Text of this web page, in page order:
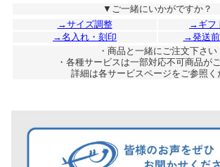
▼ご一緒にいかがですか？
→サイズ調整
→ギフ
→名入れ・刻印
→発送
・商品と一緒にご注文下さい
・各種サービスは一部対応不可商品が
詳細は各サービスページをご参照く